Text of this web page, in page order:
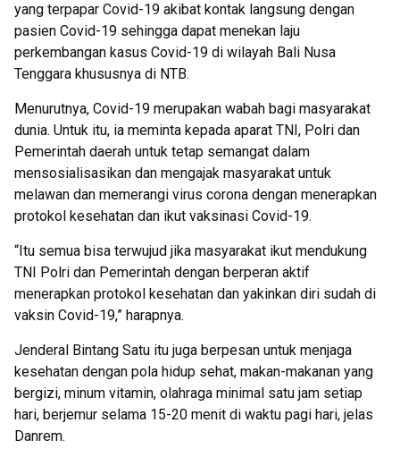
yang terpapar Covid-19 akibat kontak langsung dengan
pasien Covid-19 sehingga dapat menekan laju
perkembangan kasus Covid-19 di wilayah Bali Nusa
Tenggara khususnya di NTB.
Menurutnya, Covid-19 merupakan wabah bagi masyarakat
dunia. Untuk itu, ia meminta kepada aparat TNI, Polri dan
Pemerintah daerah untuk tetap semangat dalam
mensosialisasikan dan mengajak masyarakat untuk
melawan dan memerangi virus corona dengan menerapkan
protokol kesehatan dan ikut vaksinasi Covid-19.
“Itu semua bisa terwujud jika masyarakat ikut mendukung
TNI Polri dan Pemerintah dengan berperan aktif
menerapkan protokol kesehatan dan yakinkan diri sudah di
vaksin Covid-19,” harapnya.
Jenderal Bintang Satu itu juga berpesan untuk menjaga
kesehatan dengan pola hidup sehat, makan-makanan yang
bergizi, minum vitamin, olahraga minimal satu jam setiap
hari, berjemur selama 15-20 menit di waktu pagi hari, jelas
Danrem.